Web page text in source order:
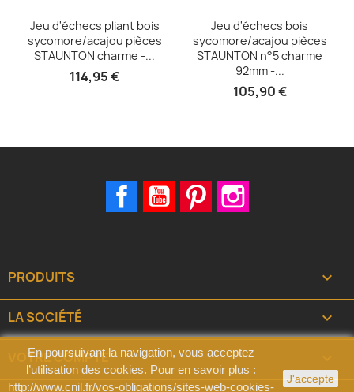
Aperçu rapide
Jeu d'échecs pliant bois
sycomore/acajou pièces
STAUNTON charme -...
114,95 €
Aperçu rapide
Jeu d'échecs bois
sycomore/acajou pièces
STAUNTON n°5 charme
92mm -...
105,90 €
FacebookYouTubePinterest
PRODUITS 
LA SOCIÉTÉ 
VOTRE COMPTE
En poursuivant la navigation, vous acceptez
l’utilisation des cookies. Pour en savoir plus :
http://www.cnil.fr/vos-obligations/sites-web-cookies-
J'accepte